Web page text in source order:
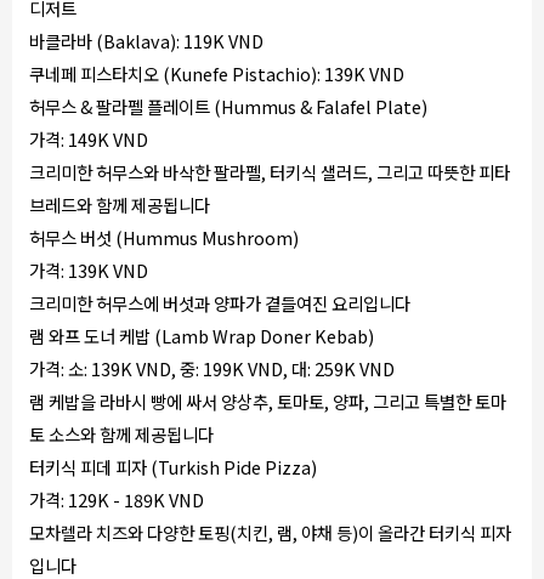
디저트
바클라바 (Baklava): 119K VND
쿠네페 피스타치오 (Kunefe Pistachio): 139K VND
허무스 & 팔라펠 플레이트 (Hummus & Falafel Plate)
가격: 149K VND
크리미한 허무스와 바삭한 팔라펠, 터키식 샐러드, 그리고 따뜻한 피타
브레드와 함께 제공됩니다
허무스 버섯 (Hummus Mushroom)
가격: 139K VND
크리미한 허무스에 버섯과 양파가 곁들여진 요리입니다
램 와프 도너 케밥 (Lamb Wrap Doner Kebab)
가격: 소: 139K VND, 중: 199K VND, 대: 259K VND
램 케밥을 라바시 빵에 싸서 양상추, 토마토, 양파, 그리고 특별한 토마
토 소스와 함께 제공됩니다
터키식 피데 피자 (Turkish Pide Pizza)
가격: 129K - 189K VND
모차렐라 치즈와 다양한 토핑(치킨, 램, 야채 등)이 올라간 터키식 피자
입니다